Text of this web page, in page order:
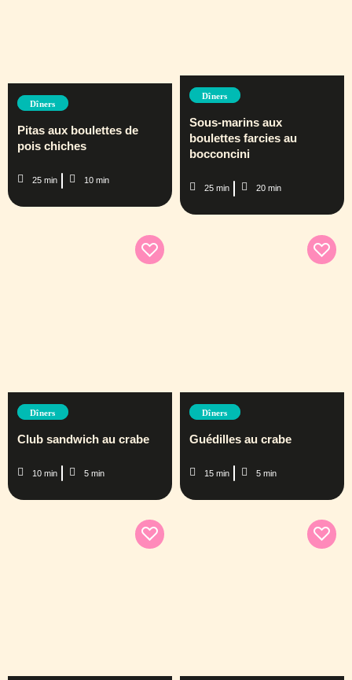
Dîners
Pitas aux boulettes de
pois chiches
25 min 10 min
Dîners
Sous-marins aux
boulettes farcies au
bocconcini
25 min 20 min
Dîners
Club sandwich au crabe
10 min 5 min
Dîners
Guédilles au crabe
15 min 5 min